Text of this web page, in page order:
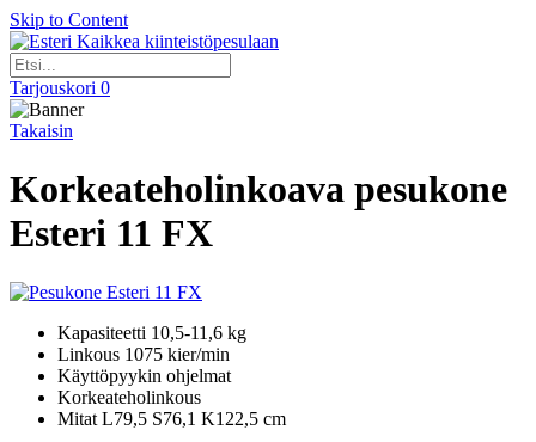
Skip to Content
Kaikkea kiinteistöpesulaan
Tarjouskori 0
Takaisin
Korkeateholinkoava pesukone
Esteri 11 FX
Kapasiteetti 10,5-11,6 kg
Linkous 1075 kier/min
Käyttöpyykin ohjelmat
Korkeateholinkous
Mitat L79,5 S76,1 K122,5 cm